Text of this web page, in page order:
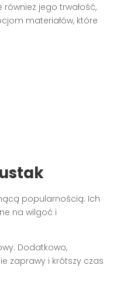
jego trwałość,
materiałów, które
popularnością. Ich
na wilgoć i
Dodatkowo,
zaprawy i krótszy czas